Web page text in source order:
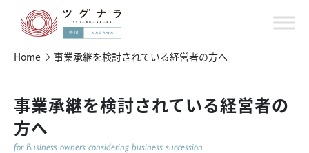
Home 事業承継を検討されている経営者の方へ
事業承継を検討されている経営者の
方へ
for Business owners considering business succession